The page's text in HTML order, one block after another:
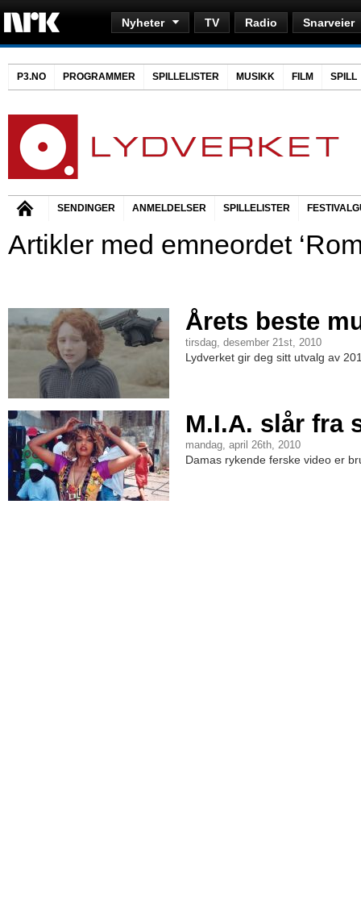
Nyheter TV Radio Snarveier
P3.NO PROGRAMMER SPILLELISTER MUSIKK FILM SPILL
SENDINGER ANMELDELSER SPILLELISTER
Artikler med emneordet
Årets beste
tirsdag, desember 21st, 2010
Lydverket gir deg sitt utvalg av
M.I.A. slår fra
mandag, april 26th, 2010
Damas rykende ferske video er